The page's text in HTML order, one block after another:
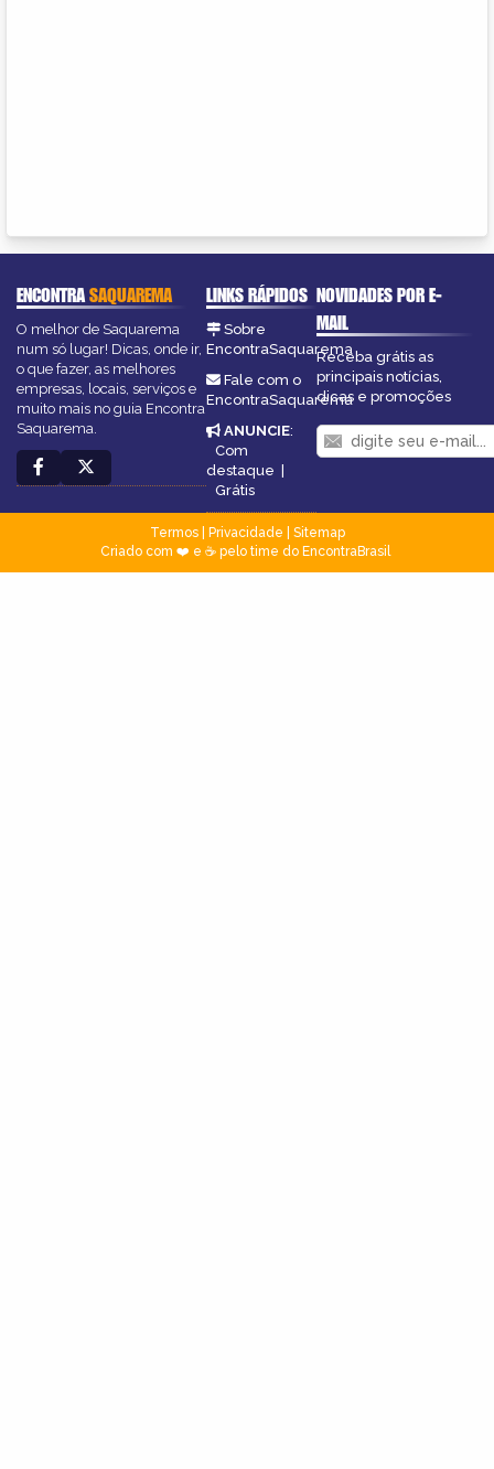
ENCONTRASAQUAREMA
O melhor de Saquarema
num só lugar! Dicas, onde ir,
o que fazer, as melhores
empresas, locais, serviços e
muito mais no guia Encontra
Saquarema.
LINKS RÁPIDOS
Sobre
EncontraSaquarema
Fale com o
EncontraSaquarema
ANUNCIE:
Com
destaque |
Grátis
NOVIDADES POR E-
MAIL
Receba grátis as
principais notícias,
dicas e promoções
Termos| Privacidade
Sitemap
Criado com ❤️ e ☕ pelo time do EncontraBrasil